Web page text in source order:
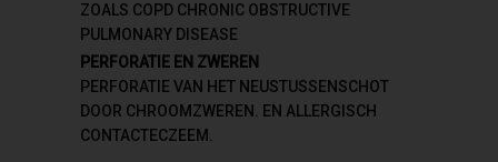
ZOALS COPD CHRONIC OBSTRUCTIVE
PULMONARY DISEASE
PERFORATIE EN ZWEREN
PERFORATIE VAN HET NEUSTUSSENSCHOT
DOOR CHROOMZWEREN. EN ALLERGISCH
CONTACTECZEEM.